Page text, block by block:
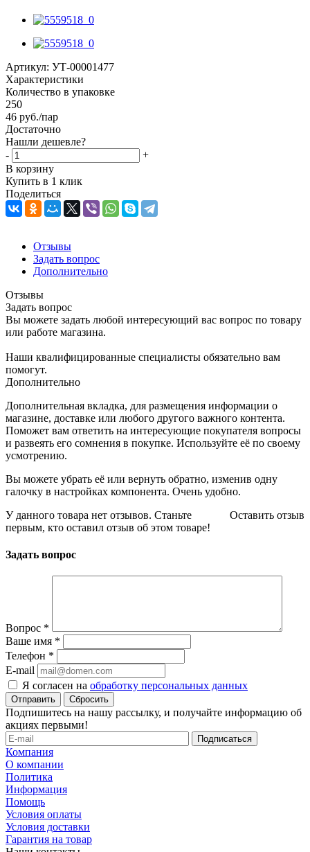
Артикул: УТ-00001477
Характеристики
Количество в упаковке
250
46 руб./пар
Достаточно
Нашли дешевле?
-
+
В корзину
Купить в 1 клик
Поделиться
Отзывы
Задать вопрос
Дополнительно
Отзывы
Задать вопрос
Вы можете задать любой интересующий вас вопрос по товару
или работе магазина.
Наши квалифицированные специалисты обязательно вам
помогут.
Дополнительно
Дополнительная вкладка, для размещения информации о
магазине, доставке или любого другого важного контента.
Поможет вам ответить на интересующие покупателя вопросы
и развеять его сомнения в покупке. Используйте её по своему
усмотрению.
Вы можете убрать её или вернуть обратно, изменив одну
галочку в настройках компонента. Очень удобно.
Оставить отзыв
У данного товара нет отзывов. Станьте
первым, кто оставил отзыв об этом товаре!
Задать вопрос
Вопрос *
Ваше имя *
Телефон *
E-mail
Я согласен на обработку персональных данных
Сбросить
Подпишитесь на нашу рассылку, и получайте информацию об
акциях первыми!
Компания
О компании
Политика
Информация
Помощь
Условия оплаты
Условия доставки
Гарантия на товар